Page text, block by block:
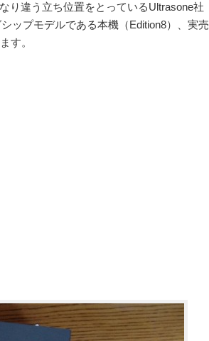
り違う立ち位置をとっているUltrasone社
ップモデルである本機（Edition8）、実売
す。